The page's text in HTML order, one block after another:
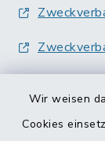
Wir weisen
Cookies